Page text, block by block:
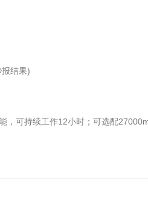
结果)
可持续工作12小时；可选配